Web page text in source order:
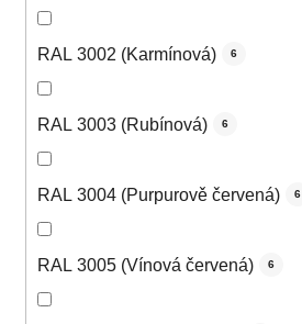
RAL 3002 (Karmínová) 6
RAL 3003 (Rubínová) 6
RAL 3004 (Purpurově červená) 6
RAL 3005 (Vínová červená) 6